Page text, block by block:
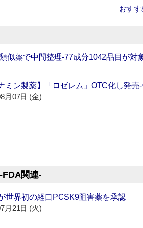
おすす
似薬で中間整理‐77成分1042品目が対
ミン製薬】「ロゼレム」OTC化し発売
月07日 (金)
関連‐
世界初の経口PCSK9阻害薬を承認
月21日 (火)